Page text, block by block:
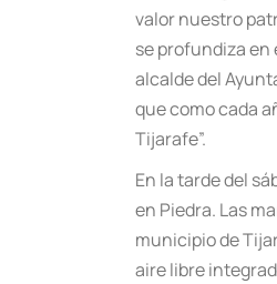
valor nuestro
se profundiza en
alcalde del
que como cada
Tijarafe”.
En la tarde del
en Piedra. Las
municipio de
aire libre